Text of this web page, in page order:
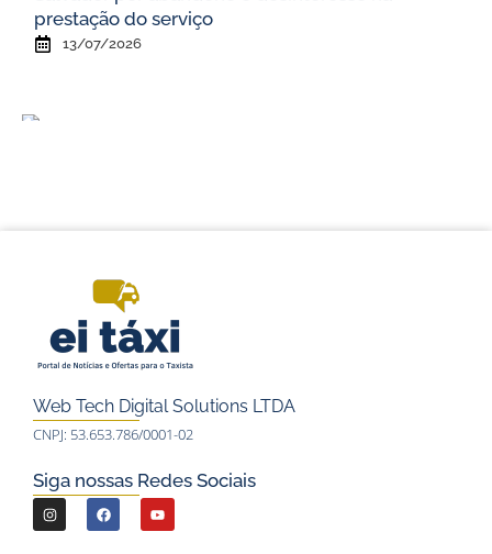
prestação do serviço
13/07/2026
Web Tech Digital Solutions LTDA
CNPJ: 53.653.786/0001-02
Siga nossas Redes Sociais
I
n
F
a
Y
o